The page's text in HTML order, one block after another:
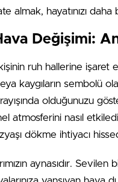
almak, hayatınızı
Değişimi:
ruh hallerine işaret
kaygıların sembolü
olduğunuzu
atmosferini nasıl
dökme ihtiyacı
aynasıdır.